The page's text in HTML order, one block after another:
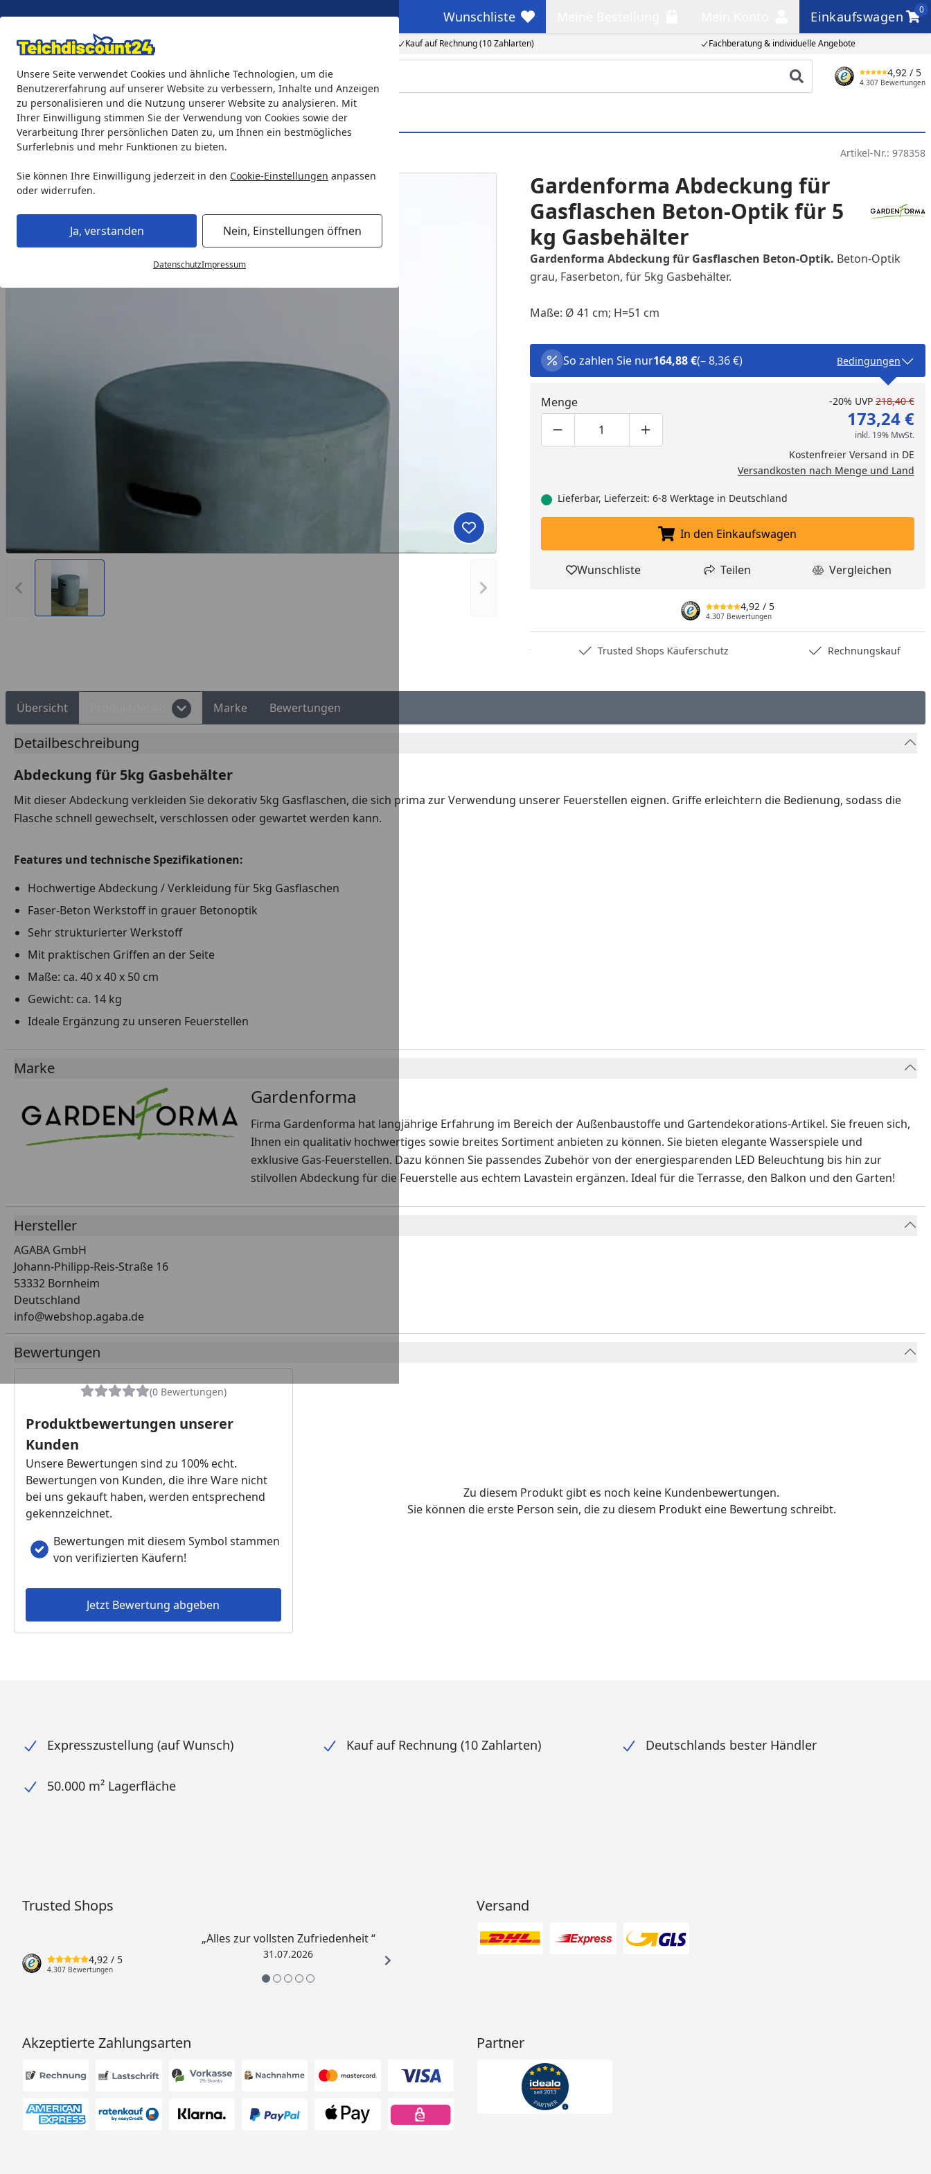
Unsere Seite verwendet Cookies und ähnliche Technologien, um die
Benutzererfahrung auf unserer Website zu verbessern, Inhalte und Anzeigen
zu personalisieren und die Nutzung unserer Website zu analysieren. Mit
Ihrer Einwilligung stimmen Sie der Verwendung von Cookies sowie der
Verarbeitung Ihrer persönlichen Daten zu, um Ihnen ein bestmögliches
Surferlebnis und mehr Funktionen zu bieten.
Sie können Ihre Einwilligung jederzeit in den Cookie-Einstellungen anpassen
oder widerrufen.
Ja, verstanden Nein, Einstellungen öffnen
DatenschutzImpressum
Eigene Montage-Teams Kauf auf Rechnung (10 Zahlarten) Fachberatung & individuelle Angebote
Wunschliste
Wunschliste Einkaufswagen
0
Einkaufswagen
Produkt suchen
4,92 / 5
4.307 Bewertungen
Teichprodukte Aquaristik Söll Teichpflege & Fischfutter
Gardenforma Abdeckung für Gasflaschen Beton-Optik für 5 kg Gasbehälter Artikel-Nr.: 978358
Vorheriges Bild anzeigen Nächstes Bild anzeigen
Produkt zur Wunschliste hinzufügen
Gardenforma Abdeckung für
Gasflaschen Beton-Optik für 5
kg Gasbehälter
Gardenforma Abdeckung für Gasflaschen Beton-Optik. Beton-Optik
grau, Faserbeton, für 5kg Gasbehälter.
Maße: Ø 41 cm; H=51 cm
So zahlen Sie nur164,88 €(– 8,36 €) Bedingungen
Menge
Produktmenge um eins verringern
Produktmenge manuell eingeben
Produktmenge um eins erhöhen
-20% UVP 218,40 €
173,24 €
inkl. 19% MwSt.
Kostenfreier Versand in DE
Versandkosten nach Menge und Land
Lieferbar, Lieferzeit: 6-8 Werktage in Deutschland
In den Einkaufswagen legen
In den Einkaufswagen
Produkt zur Wunschliste hinzufügen
Wunschliste Teilen
Teilen Produkt
Vergleichen
4,92 / 5
4.307 Bewertungen
Trusted Shops Käuferschutz Rechnungskauf
Übersicht Marke Bewertungen
Detailbeschreibung
Abdeckung für 5kg Gasbehälter
Mit dieser Abdeckung verkleiden Sie dekorativ 5kg Gasflaschen, die sich prima zur Verwendung unserer Feuerstellen eignen. Griffe erleichtern die Bedienung, sodass die
Flasche schnell gewechselt, verschlossen oder gewartet werden kann.
Features und technische Spezifikationen:
Hochwertige Abdeckung / Verkleidung für 5kg Gasflaschen
Faser-Beton Werkstoff in grauer Betonoptik
Sehr strukturierter Werkstoff
Mit praktischen Griffen an der Seite
Maße: ca. 40 x 40 x 50 cm
Gewicht: ca. 14 kg
Ideale Ergänzung zu unseren Feuerstellen
Marke
Gardenforma
Firma Gardenforma hat langjährige Erfahrung im Bereich der Außenbaustoffe und Gartendekorations-Artikel. Sie freuen sich,
Ihnen ein qualitativ hochwertiges sowie breites Sortiment anbieten zu können. Sie bieten elegante Wasserspiele und
exklusive Gas-Feuerstellen. Dazu können Sie passendes Zubehör von der energiesparenden LED Beleuchtung bis hin zur
stilvollen Abdeckung für die Feuerstelle aus echtem Lavastein ergänzen. Ideal für die Terrasse, den Balkon und den Garten!
Hersteller
AGABA GmbH
Johann-Philipp-Reis-Straße 16
53332 Bornheim
Deutschland
info@webshop.agaba.de
Bewertungen
(0 Bewertungen)
Produktbewertungen unserer
Kunden
Unsere Bewertungen sind zu 100% echt.
Bewertungen von Kunden, die ihre Ware nicht
bei uns gekauft haben, werden entsprechend
gekennzeichnet.
Bewertungen mit diesem Symbol stammen
von verifizierten Käufern!
Jetzt Bewertung abgeben
Zu diesem Produkt gibt es noch keine Kundenbewertungen.
Sie können die erste Person sein, die zu diesem Produkt eine Bewertung schreibt.
Expresszustellung (auf Wunsch) Kauf auf Rechnung (10 Zahlarten) Deutschlands bester Händler
50.000 m² Lagerfläche
Trusted Shops
4,92 / 5
4.307 Bewertungen
„Alles zur vollsten Zufriedenheit “
31.07.2026
Versand
Akzeptierte Zahlungsarten Partner